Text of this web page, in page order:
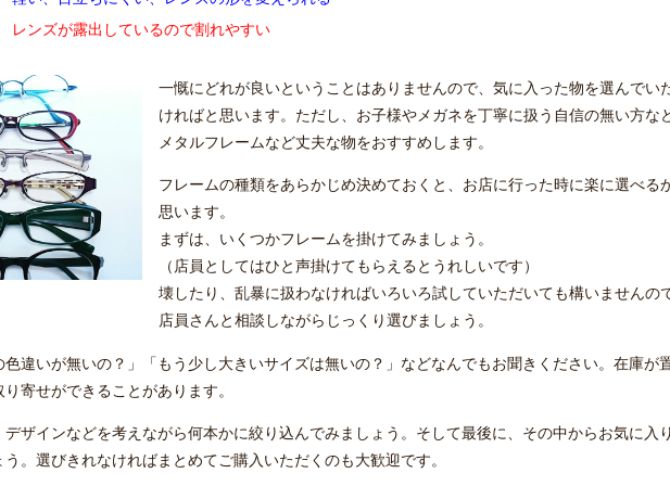
レンズが露出しているので割れやすい
一慨にどれが良いということはありませんので、気に入った物を選んでい
ければと思います。ただし、お子様やメガネを丁寧に扱う自信の無い方な
メタルフレームなど丈夫な物をおすすめします。
フレームの種類をあらかじめ決めておくと、お店に行った時に楽に選べる
思います。
まずは、いくつかフレームを掛けてみましょう。
（店員としてはひと声掛けてもらえるとうれしいです）
壊したり、乱暴に扱わなければいろいろ試していただいても構いませんの
店員さんと相談しながらじっくり選びましょう。
色違いが無いの？」「もう少し大きいサイズは無いの？」などなんでもお聞きください。在庫が
寄せができることがあります。
デザインなどを考えながら何本かに絞り込んでみましょう。そして最後に、その中からお気に入
。選びきれなければまとめてご購入いただくのも大歓迎です。